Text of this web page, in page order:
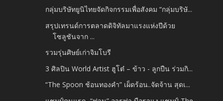
กลุ่มบริษัทยูนิไทยจัดกิจกรรมเพื่อสังคม “กลุ่มบริษั...
สรุปเทรนด์การตลาดดิจิทัลมาแรงแห่งปีด้วย
โซลูชันจาก ...
รวมรุ่นศิษย์เก่าจิมโบรี
3 ศิลปิน World Artist ฮูโต๋ – ข้าว - ลูกปืน ร่วมกิ...
“The Spoon ช้อนทองคำ” เผ็ดร้อน..จัดจ้าน สุดเ...